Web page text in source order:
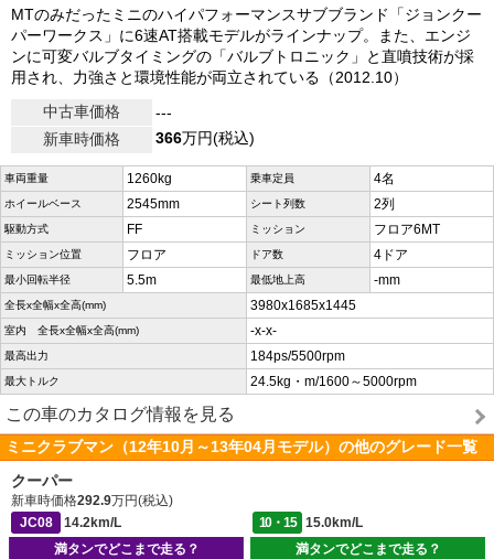
MTのみだったミニのハイパフォーマンスサブブランド「ジョンクー
パーワークス」に6速AT搭載モデルがラインナップ。また、エンジ
ンに可変バルブタイミングの「バルブトロニック」と直噴技術が採
用され、力強さと環境性能が両立されている（2012.10）
中古車価格
---
新車時価格
366万円(税込)
車両重量 1260kg 乗車定員 4名
ホイールベース 2545mm シート列数 2列
駆動方式 FF ミッション フロア6MT
ミッション位置 フロア ドア数 4ドア
最小回転半径 5.5m 最低地上高 -mm
全長x全幅x全高(mm) 3980x1685x1445
室内 全長x全幅x全高(mm) -x-x-
最高出力 184ps/5500rpm
最大トルク 24.5kg・m/1600～5000rpm
この車のカタログ情報を見る
ミニクラブマン（12年10月～13年04月モデル）の他のグレード一覧
クーパー
新車時価格292.9万円(税込)
JC08
14.2km/L 10・15
15.0km/L
満タンでどこまで走る？
満タンでどこまで走る？